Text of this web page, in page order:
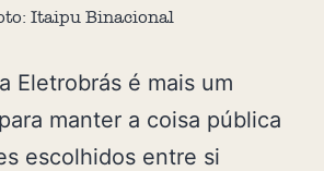
Itaipu Binacional
Eletrobrás é mais um
manter a coisa pública
escolhidos entre si